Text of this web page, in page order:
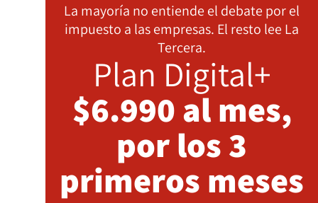
La mayoría no entiende el debate por el
impuesto a las empresas. El resto lee La
Tercera.
Plan Digital+
$6.990 al mes,
por los 3
primeros meses